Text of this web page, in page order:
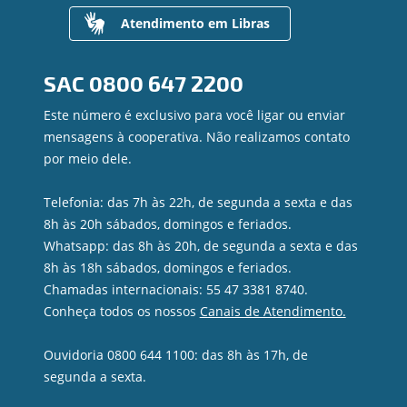
Valores a Receber
Contato
Ouvidoria
Atendimento em Libras
SAC 0800 647 2200
Este número é exclusivo para você ligar ou enviar
mensagens à cooperativa. Não realizamos contato
por meio dele.
Telefonia: das 7h às 22h, de segunda a sexta e das
8h às 20h sábados, domingos e feriados.
Whatsapp: das 8h às 20h, de segunda a sexta e das
8h às 18h sábados, domingos e feriados.
Chamadas internacionais: 55 47 3381 8740.
Conheça todos os nossos Canais de Atendimento.
Ouvidoria 0800 644 1100: das 8h às 17h, de
segunda a sexta.